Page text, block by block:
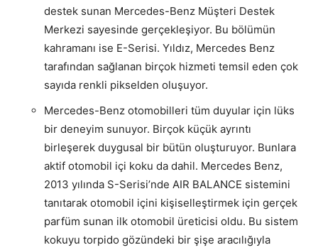
destek sunan Mercedes-Benz Müşteri Destek
Merkezi sayesinde gerçekleşiyor. Bu bölümün
kahramanı ise E-Serisi. Yıldız, Mercedes Benz
tarafından sağlanan birçok hizmeti temsil eden çok
sayıda renkli pikselden oluşuyor.
Mercedes-Benz otomobilleri tüm duyular için lüks
bir deneyim sunuyor. Birçok küçük ayrıntı
birleşerek duygusal bir bütün oluşturuyor. Bunlara
aktif otomobil içi koku da dahil. Mercedes Benz,
2013 yılında S-Serisi’nde AIR BALANCE sistemini
tanıtarak otomobil içini kişiselleştirmek için gerçek
parfüm sunan ilk otomobil üreticisi oldu. Bu sistem
kokuyu torpido gözündeki bir şişe aracılığıyla